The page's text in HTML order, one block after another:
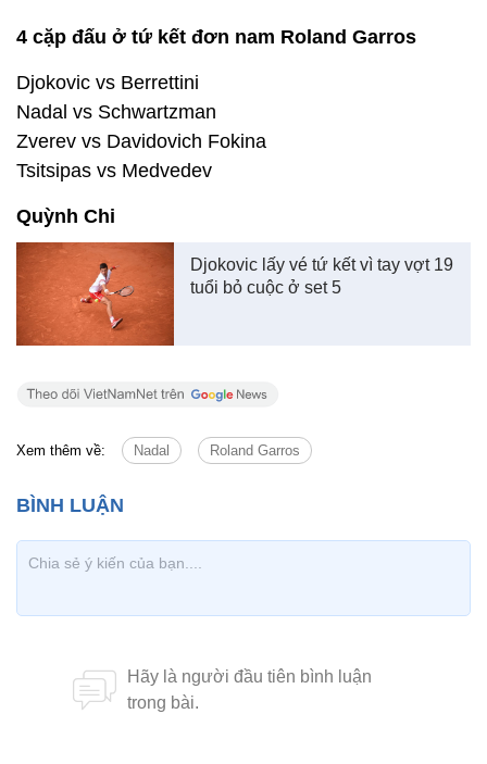
4 cặp đấu ở tứ kết đơn nam Roland Garros
Djokovic vs Berrettini
Nadal vs Schwartzman
Zverev vs Davidovich Fokina
Tsitsipas vs Medvedev
Quỳnh Chi
Djokovic lấy vé tứ kết vì tay vợt 19
tuổi bỏ cuộc ở set 5
Xem thêm về: Nadal Roland Garros